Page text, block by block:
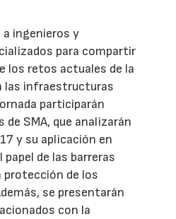
a ingenieros y
para compartir
los retos actuales de la
las infraestructuras
participarán
SMA, que analizarán
y su aplicación en
papel de las barreras
protección de los
se presentarán
con la